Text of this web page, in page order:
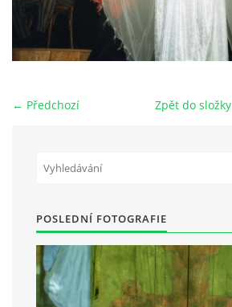
VIDEOZÁZNAMY Z HER
FOTOALBUM
ČLENOVÉ - SOUČASNOST
DOKUMENTY OVJK
← Předchozí Zpět do složky
POSLEDNÍ FOTOGRAFIE